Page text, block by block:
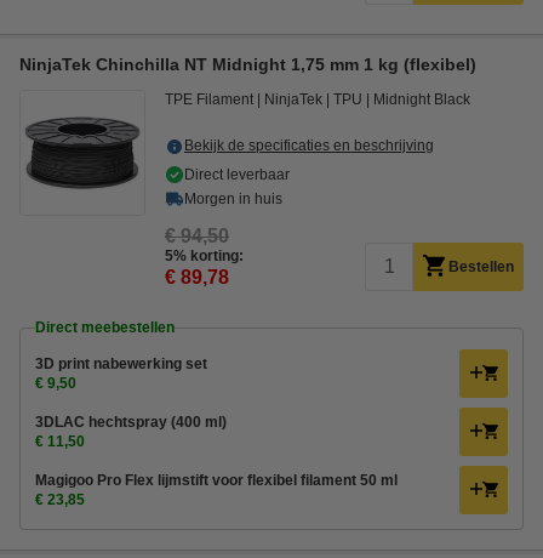
NinjaTek Chinchilla NT Midnight 1,75 mm 1 kg (flexibel)
TPE Filament NinjaTek TPU Midnight Black
Bekijk de specificaties en beschrijving
Direct leverbaar
Morgen in huis
€ 94,50
5% korting:
€ 89,78 Bestellen
Direct meebestellen
3D print nabewerking set
€ 9,50
3DLAC hechtspray (400 ml)
€ 11,50
Magigoo Pro Flex lijmstift voor flexibel filament 50 ml
€ 23,85